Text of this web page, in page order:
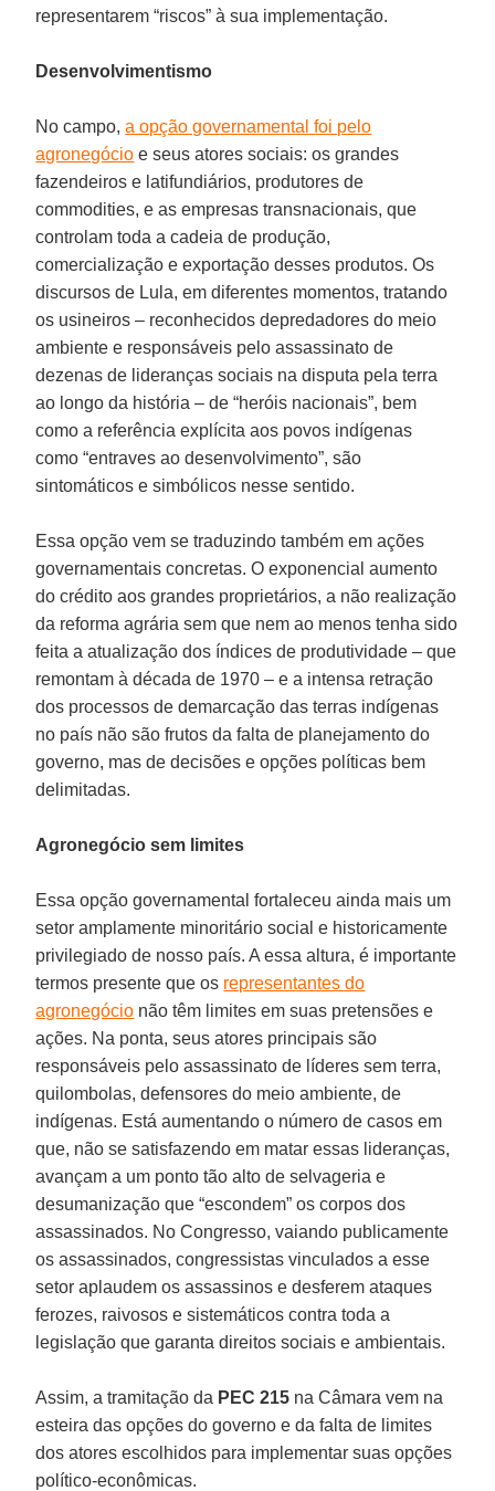
representarem “riscos” à sua implementação.
Desenvolvimentismo
No campo,a opção governamental foi pelo
agronegócio e seus atores sociais: os grandes
fazendeiros e latifundiários, produtores de
commodities, e as empresas transnacionais, que
controlam toda a cadeia de produção,
comercialização e exportação desses produtos. Os
discursos de Lula, em diferentes momentos, tratando
os usineiros – reconhecidos depredadores do meio
ambiente e responsáveis pelo assassinato de
dezenas de lideranças sociais na disputa pela terra
ao longo da história – de “heróis nacionais”, bem
como a referência explícita aos povos indígenas
como “entraves ao desenvolvimento”, são
sintomáticos e simbólicos nesse sentido.
Essa opção vem se traduzindo também em ações
governamentais concretas. O exponencial aumento
do crédito aos grandes proprietários, a não realização
da reforma agrária sem que nem ao menos tenha sido
feita a atualização dos índices de produtividade – que
remontam à década de 1970 – e a intensa retração
dos processos de demarcação das terras indígenas
no país não são frutos da falta de planejamento do
governo, mas de decisões e opções políticas bem
delimitadas.
Agronegócio sem limites
Essa opção governamental fortaleceu ainda mais um
setor amplamente minoritário social e historicamente
privilegiado de nosso país. A essa altura, é importante
termos presente que os representantes do
agronegócio não têm limites em suas pretensões e
ações. Na ponta, seus atores principais são
responsáveis pelo assassinato de líderes sem terra,
quilombolas, defensores do meio ambiente, de
indígenas. Está aumentando o número de casos em
que, não se satisfazendo em matar essas lideranças,
avançam a um ponto tão alto de selvageria e
desumanização que “escondem” os corpos dos
assassinados. No Congresso, vaiando publicamente
os assassinados, congressistas vinculados a esse
setor aplaudem os assassinos e desferem ataques
ferozes, raivosos e sistemáticos contra toda a
legislação que garanta direitos sociais e ambientais.
Assim, a tramitação da PEC 215 na Câmara vem na
esteira das opções do governo e da falta de limites
dos atores escolhidos para implementar suas opções
político-econômicas.